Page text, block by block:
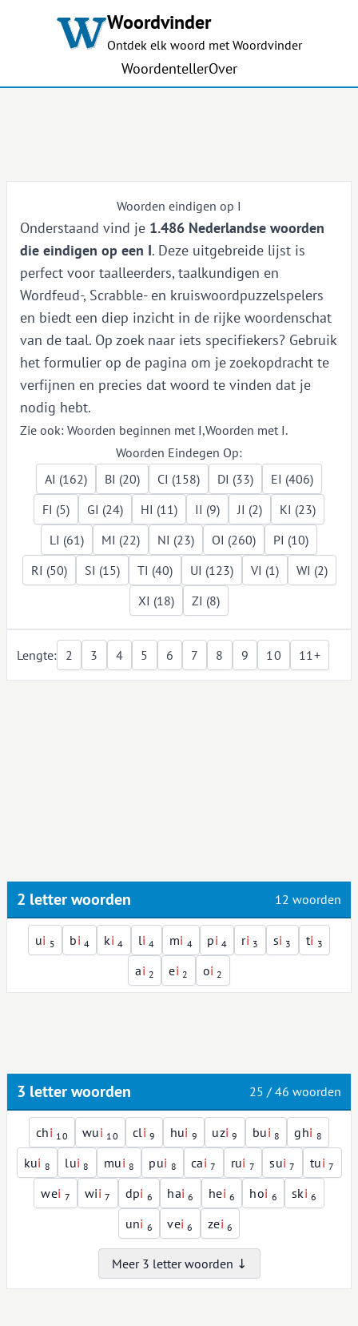
Woordvinder
Ontdek elk woord met Woordvinder
WoordentellerOver
Woorden eindigen op I
Onderstaand vind je 1.486 Nederlandse woorden
die eindigen op een I. Deze uitgebreide lijst is
perfect voor taalleerders, taalkundigen en
Wordfeud-, Scrabble- en kruiswoordpuzzelspelers
en biedt een diep inzicht in de rijke woordenschat
van de taal. Op zoek naar iets specifiekers? Gebruik
het formulier op de pagina om je zoekopdracht te
verfijnen en precies dat woord te vinden dat je
nodig hebt.
Zie ook: Woorden beginnen met I,Woorden met I.
Woorden Eindegen Op:
AI (162)
BI (20) CI (158) DI (33)
EI (406)
FI (5)
GI (24) HI (11) II (9) JI (2)
KI (23)
LI (61)
MI (22) NI (23) OI (260)
PI (10)
RI (50)
SI (15) TI (40) UI (123) VI (1)
WI (2)
XI (18)
ZI (8)
Lengte: 2 3 4 5 6 7 8 9 10 11+
2 letter woorden 12 woorden
ui 5 bi 4 ki 4 li 4 mi 4 pi 4 ri 3 si 3 ti 3
ai 2 ei 2 oi 2
3 letter woorden 25 / 46 woorden
chi 10 wui 10 cli 9 hui 9 uzi 9 bui 8 ghi 8
kui 8 lui 8 mui 8 pui 8 cai 7 rui 7 sui 7 tui 7
wei 7 wii 7 dpi 6 hai 6 hei 6 hoi 6 ski 6
uni 6 vei 6 zei 6
Meer 3 letter woorden ↓